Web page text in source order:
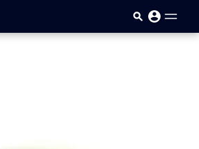
Passar para o conteúdo